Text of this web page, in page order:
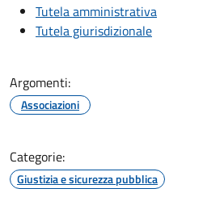
Tutela amministrativa
Tutela giurisdizionale
Argomenti:
Associazioni
Categorie:
Giustizia e sicurezza pubblica